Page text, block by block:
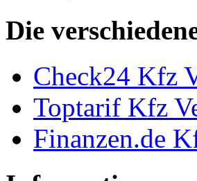
Die
Check24 Kfz
Toptarif Kfz
Finanzen.de